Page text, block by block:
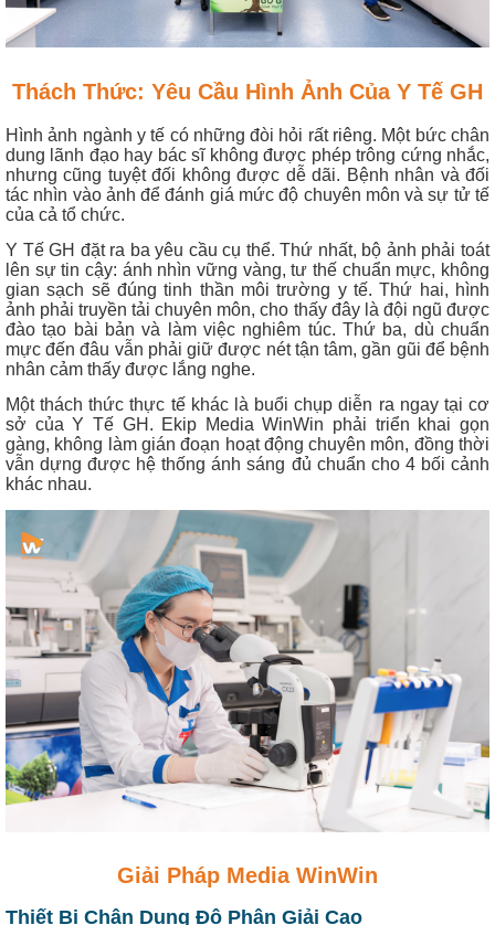
Thách Thức: Yêu Cầu Hình Ảnh Của Y Tế GH
Hình ảnh ngành y tế có những đòi hỏi rất riêng. Một bức chân
dung lãnh đạo hay bác sĩ không được phép trông cứng nhắc,
nhưng cũng tuyệt đối không được dễ dãi. Bệnh nhân và đối
tác nhìn vào ảnh để đánh giá mức độ chuyên môn và sự tử tế
của cả tổ chức.
Y Tế GH đặt ra ba yêu cầu cụ thể. Thứ nhất, bộ ảnh phải toát
lên sự tin cậy: ánh nhìn vững vàng, tư thế chuẩn mực, không
gian sạch sẽ đúng tinh thần môi trường y tế. Thứ hai, hình
ảnh phải truyền tải chuyên môn, cho thấy đây là đội ngũ được
đào tạo bài bản và làm việc nghiêm túc. Thứ ba, dù chuẩn
mực đến đâu vẫn phải giữ được nét tận tâm, gần gũi để bệnh
nhân cảm thấy được lắng nghe.
Một thách thức thực tế khác là buổi chụp diễn ra ngay tại cơ
sở của Y Tế GH. Ekip Media WinWin phải triển khai gọn
gàng, không làm gián đoạn hoạt động chuyên môn, đồng thời
vẫn dựng được hệ thống ánh sáng đủ chuẩn cho 4 bối cảnh
khác nhau.
Giải Pháp Media WinWin
Thiết Bị Chân Dung Độ Phân Giải Cao